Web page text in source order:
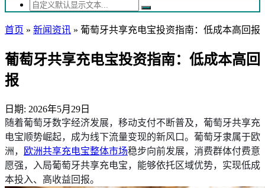
首页 » 新闻资讯 » 葡萄牙共享充电宝投资指南：低成本高回报
葡萄牙共享充电宝投资指南：低成本高回
报
日期: 2026年5月29日
随着葡萄牙数字经济发展，移动支付不断普及，葡萄牙共享充
电宝顺势崛起，成为线下流量变现的新风口。葡萄牙隶属于欧
洲， 欧洲共享充电宝整体市场稳步向前发展，消费群体付费意
愿强，入局葡萄牙共享充电宝，能够依托区域优势，实现低成
本投入、高收益回报。